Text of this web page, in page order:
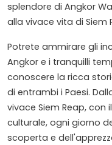
splendore di Angkor
alla vivace vita di Siem
Potrete ammirare gli
Angkor e i tranquilli
conoscere la ricca
di entrambi i Paesi.
vivace Siem Reap,
culturale, ogni giorno
scoperta e